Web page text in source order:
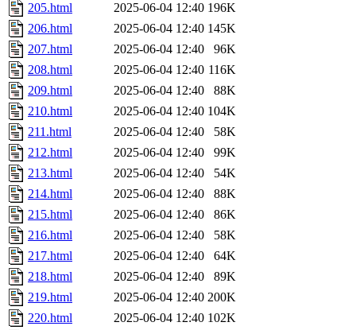
205.html
2025-06-04 12:40 196K
206.html
2025-06-04 12:40 145K
207.html
2025-06-04 12:40
96K
208.html
2025-06-04 12:40 116K
209.html
2025-06-04 12:40
88K
210.html
2025-06-04 12:40 104K
211.html
2025-06-04 12:40
58K
212.html
2025-06-04 12:40
99K
213.html
2025-06-04 12:40
54K
214.html
2025-06-04 12:40
88K
215.html
2025-06-04 12:40
86K
216.html
2025-06-04 12:40
58K
217.html
2025-06-04 12:40
64K
218.html
2025-06-04 12:40
89K
219.html
2025-06-04 12:40 200K
220.html
2025-06-04 12:40 102K